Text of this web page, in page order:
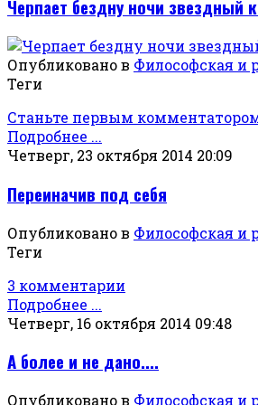
Черпает бездну ночи звездный
Опубликовано в Философская и
Теги
Станьте первым
Подробнее ...
Четверг, 23 октября 2014 20:09
Переиначив под себя
Опубликовано в Философская и
Теги
3 комментарии
Подробнее ...
Четверг, 16 октября 2014 09:48
А более и не дано....
Опубликовано в Философская и